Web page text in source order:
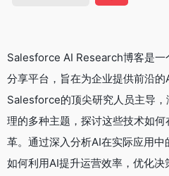
Salesforce AI Research博客是一
分享平台，旨在为企业提供前沿
Salesforce的顶尖研究人员主导
理的多种主题，探讨这些技术如
革。通过深入分析AI在实际应用
如何利用AI提升运营效率，优化